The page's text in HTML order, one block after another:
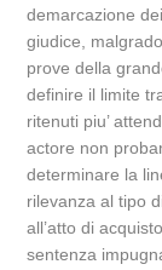
demarcazione
giudice,
prove della
definire il limite
ritenuti piu’
actore non
determinare la
rilevanza al tipo
all’atto di
sentenza